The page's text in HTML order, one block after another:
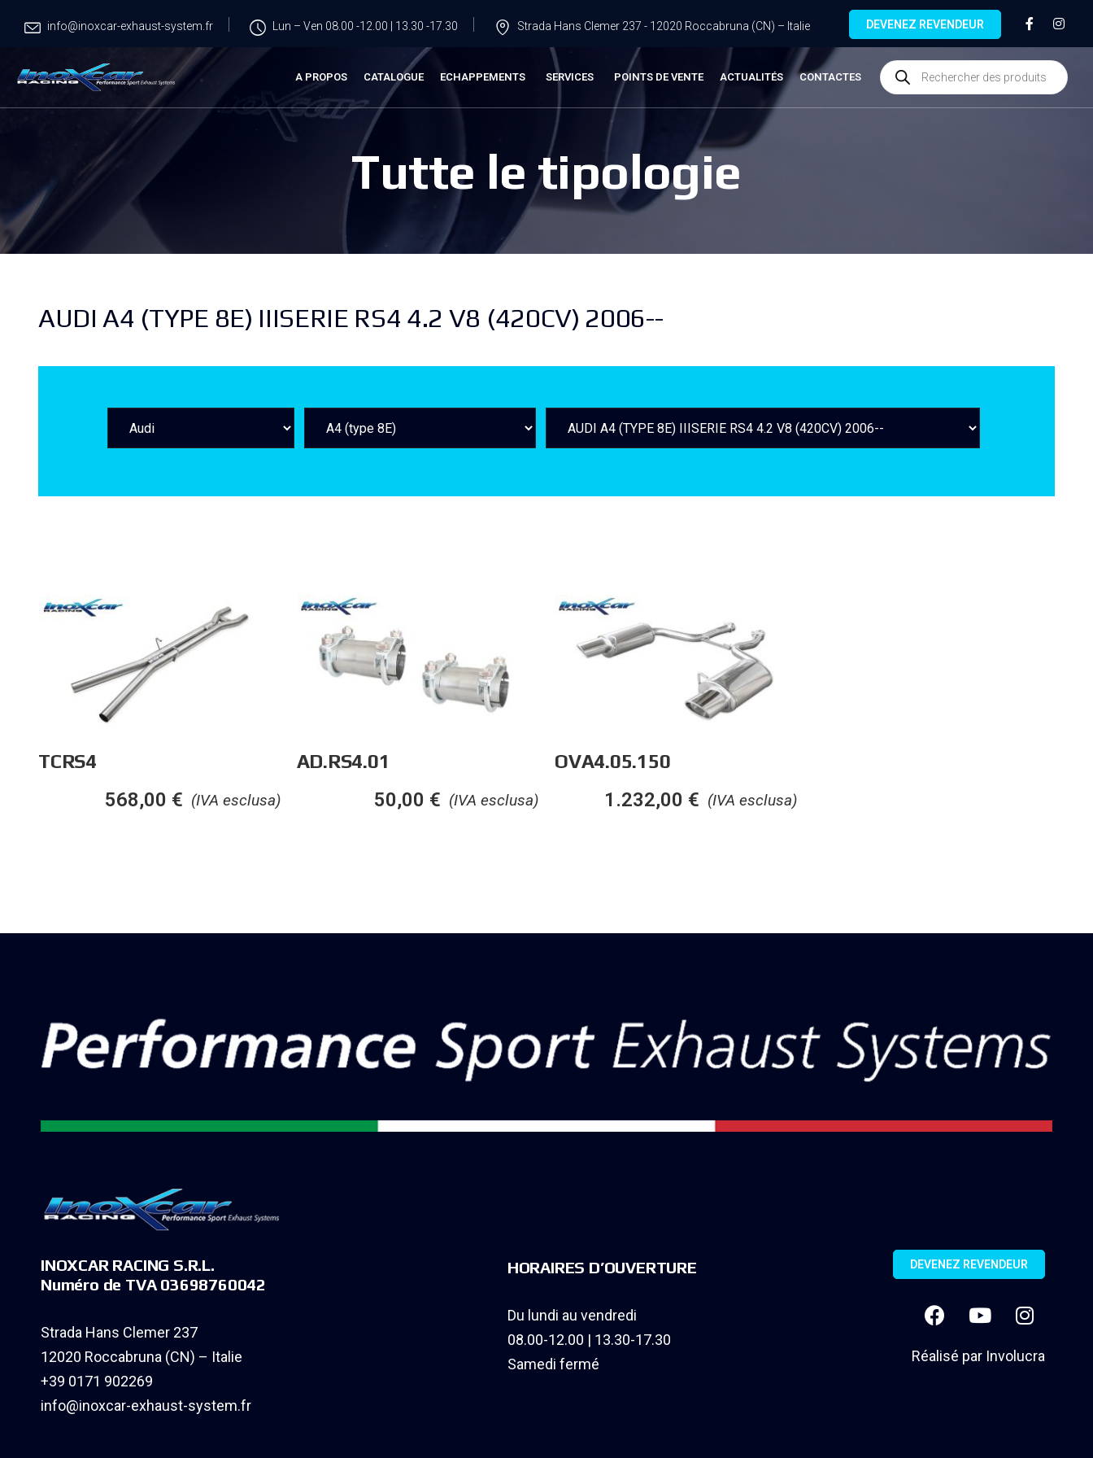
info@inoxcar-exhaust-system.fr Lun – Ven 08.00 -12.00 | 13.30 -17.30 Strada Hans Clemer 237 - 12020 Roccabruna (CN) – Italie DEVENEZ REVENDEUR
A PROPOS CATALOGUE ECHAPPEMENTS SERVICES POINTS DE VENTE ACTUALITÉS CONTACTES
Tutte le tipologie
AUDI A4 (TYPE 8E) IIISERIE RS4 4.2 V8 (420CV) 2006--
TCRS4
(IVA esclusa)
568,00 €
AD.RS4.01
(IVA esclusa)
50,00 €
OVA4.05.150
(IVA esclusa)
1.232,00 €
INOXCAR RACING S.R.L.
Numéro de TVA 03698760042
Strada Hans Clemer 237
12020 Roccabruna (CN) – Italie
+39 0171 902269
info@inoxcar-exhaust-system.fr
HORAIRES D’OUVERTURE
Du lundi au vendredi
08.00-12.00 | 13.30-17.30
Samedi fermé
DEVENEZ REVENDEUR
Réalisé par Involucra